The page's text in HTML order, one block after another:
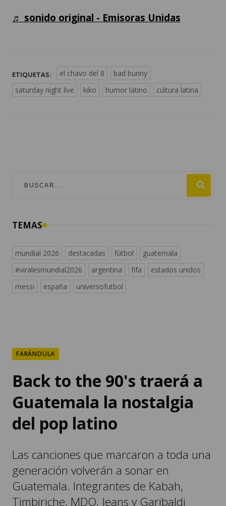
♬ sonido original - Emisoras Unidas
ETIQUETAS: el chavo del 8
bad bunny
saturday night live
kiko humor latino cultura latina
TEMAS
mundial 2026 destacadas fútbol
guatemala
#viralesmundial2026
argentina fifa
estados unidos
messi
españa universofutbol
FARÁNDULA
Back to the 90's traerá a
Guatemala la nostalgia
del pop latino
Las canciones que marcaron a toda una
generación volverán a sonar en
Guatemala. Integrantes de Kabah,
Timbiriche, MDO, Jeans y Garibaldi